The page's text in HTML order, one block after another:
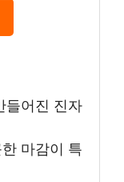
들어진 진자
마감이 특